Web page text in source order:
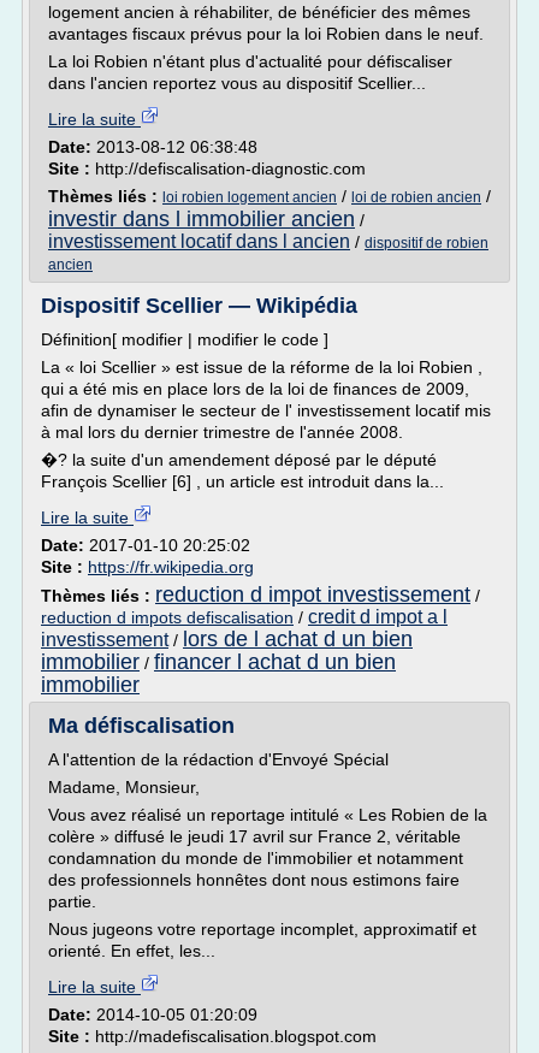
logement ancien à réhabiliter, de bénéficier des mêmes
avantages fiscaux prévus pour la loi Robien dans le neuf.
La loi Robien n'étant plus d'actualité pour défiscaliser
dans l'ancien reportez vous au dispositif Scellier...
Lire la suite
Date: 2013-08-12 06:38:48
Site : http://defiscalisation-diagnostic.com
Thèmes liés : loi robien logement ancien / loi de robien ancien /
investir dans l immobilier ancien /
investissement locatif dans l ancien / dispositif de robien
ancien
Dispositif Scellier — Wikipédia
Définition[ modifier | modifier le code ]
La « loi Scellier » est issue de la réforme de la loi Robien ,
qui a été mis en place lors de la loi de finances de 2009,
afin de dynamiser le secteur de l' investissement locatif mis
à mal lors du dernier trimestre de l'année 2008.
�? la suite d'un amendement déposé par le député
François Scellier [6] , un article est introduit dans la...
Lire la suite
Date: 2017-01-10 20:25:02
Site : https://fr.wikipedia.org
Thèmes liés : reduction d impot investissement /
reduction d impots defiscalisation / credit d impot a l
investissement/ lors de l achat d un bien
immobilier / financer l achat d un bien
immobilier
Ma défiscalisation
A l'attention de la rédaction d'Envoyé Spécial
Madame, Monsieur,
Vous avez réalisé un reportage intitulé « Les Robien de la
colère » diffusé le jeudi 17 avril sur France 2, véritable
condamnation du monde de l'immobilier et notamment
des professionnels honnêtes dont nous estimons faire
partie.
Nous jugeons votre reportage incomplet, approximatif et
orienté. En effet, les...
Lire la suite
Date: 2014-10-05 01:20:09
Site : http://madefiscalisation.blogspot.com